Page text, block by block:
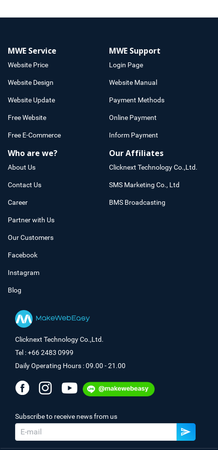
MWE Service
Website Price
Website Design
Website Update
Free Website
Free E-Commerce
MWE Support
Login Page
Website Manual
Payment Methods
Online Payment
Inform Payment
Who are we?
About Us
Contact Us
Career
Partner with Us
Our Customers
Facebook
Instagram
Blog
Our Affiliates
Clicknext Technology Co.,Ltd.
SMS Marketing Co., Ltd
BMS Broadcasting
Clicknext Technology Co.,Ltd.
Tel : +66 2483 0999
Daily Operating Hours : 09.00 - 21.00
Subscribe to receive news from us